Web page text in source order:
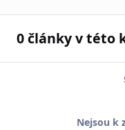
0 články v této
Nejsou k